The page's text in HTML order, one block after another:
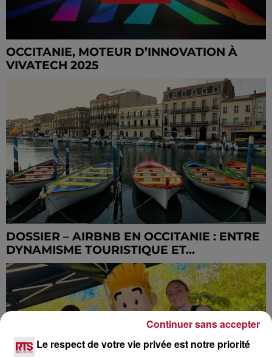
OCCITANIE, MOTEUR D’INNOVATION À
VIVATECH 2025
DOSSIER – AIRBNB EN OCCITANIE : ENTRE
DYNAMISME TOURISTIQUE ET...
Le respect de votre vie privée est notre priorité
Continuer sans accepter